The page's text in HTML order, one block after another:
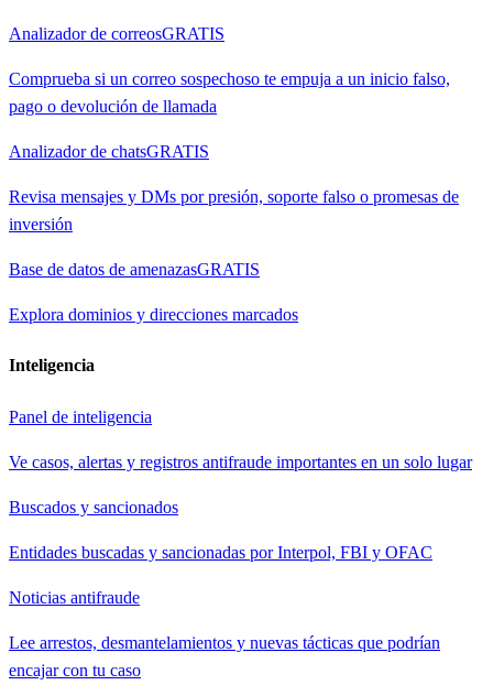
Analizador de correosGRATIS
Comprueba si un correo sospechoso te empuja a un inicio falso,
pago o devolución de llamada
Analizador de chatsGRATIS
Revisa mensajes y DMs por presión, soporte falso o promesas de
inversión
Base de datos de amenazasGRATIS
Explora dominios y direcciones marcados
Inteligencia
Panel de inteligencia
Ve casos, alertas y registros antifraude importantes en un solo lugar
Buscados y sancionados
Entidades buscadas y sancionadas por Interpol, FBI y OFAC
Noticias antifraude
Lee arrestos, desmantelamientos y nuevas tácticas que podrían
encajar con tu caso